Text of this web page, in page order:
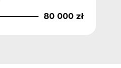
80 000 zł